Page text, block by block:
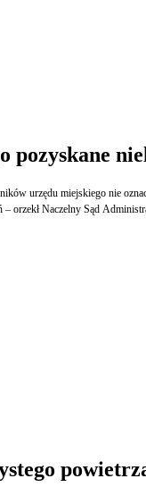
pozyskane
urzędu miejskiego nie
Naczelny Sąd